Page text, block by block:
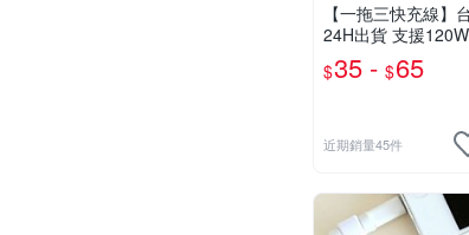
【一拖三快充線】
24H出貨 支援
充電線 Type-C線
三星 小米【B0152】
$35 - $65
近期銷量45件